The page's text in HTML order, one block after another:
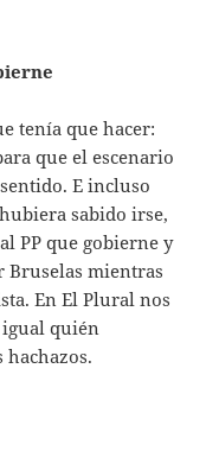
tenía que hacer:
que el escenario
E incluso
sabido irse,
PP que gobierne y
Bruselas mientras
En El Plural nos
igual quién
hachazos.